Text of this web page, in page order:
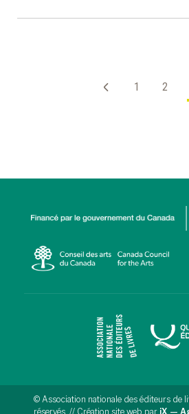
1 2
© Association nationale des éditeurs de
réservés. // Création site web par iX —